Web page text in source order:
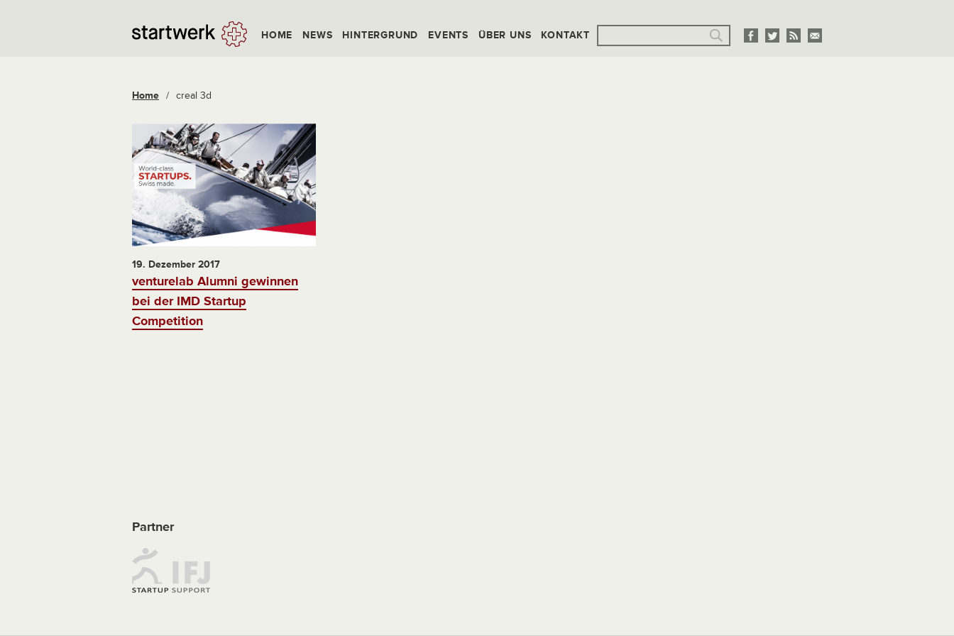
HOME NEWS HINTERGRUND EVENTS ÜBER UNS KONTAKT
Home / creal 3d
19. Dezember 2017
venturelab Alumni gewinnen
bei der IMD Startup
Competition
Partner